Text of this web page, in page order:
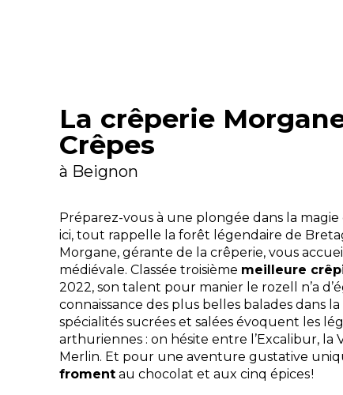
La crêperie
Crêpes
à Beignon
Préparez-vous à une plongée dans la
ici, tout rappelle la forêt légendaire de
Morgane, gérante de la crêperie, vous
médiévale. Classée troisième meilleure
2022, son talent pour manier le rozell n’a
connaissance des plus belles balades dans la
spécialités sucrées et salées évoquent les
arthuriennes : on hésite entre l’Excalibur, la
Merlin. Et pour une aventure gustative
froment au chocolat et aux cinq épices !